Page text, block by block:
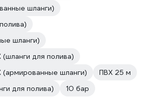
шланги)
шланги)
для полива)
шланги)
ПВХ 25 м
для полива)
10 бар